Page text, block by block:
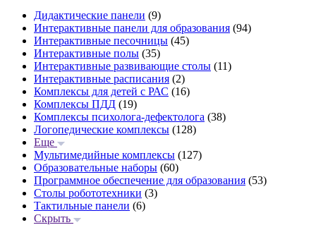
Дидактические панели (9)
Интерактивные панели для образования (94)
Интерактивные песочницы (45)
Интерактивные полы (35)
Интерактивные развивающие столы (11)
Интерактивные расписания (2)
Комплексы для детей с РАС (16)
Комплексы ПДД (19)
Комплексы психолога-дефектолога (38)
Логопедические комплексы (128)
Еще
Мультимедийные комплексы (127)
Образовательные наборы (60)
Программное обеспечение для образования (53)
Столы робототехники (3)
Тактильные панели (6)
Скрыть